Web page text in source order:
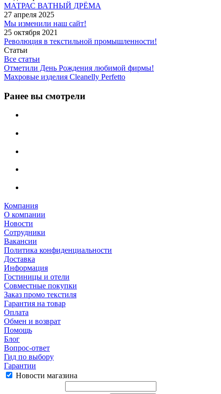
МАТРАС ВАТНЫЙ ДРЁМА
27 апреля 2025
Мы изменили наш сайт!
25 октября 2021
Революция в текстильной промышленности!
Статьи
Все статьи
Отметили День Рождения любимой фирмы!
Махровые изделия Cleanelly Perfetto
Ранее вы смотрели
Компания
О компании
Новости
Сотрудники
Вакансии
Политика конфиденциальности
Доставка
Информация
Гостиницы и отели
Совместные покупки
Заказ промо текстиля
Гарантия на товар
Оплата
Обмен и возврат
Помощь
Блог
Вопрос-ответ
Гид по выбору
Гарантии
Новости магазина